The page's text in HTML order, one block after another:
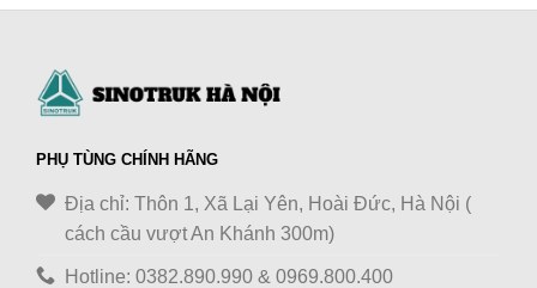
PHỤ TÙNG CHÍNH HÃNG
Địa chỉ: Thôn 1, Xã Lại Yên, Hoài Đức, Hà Nội (
cách cầu vượt An Khánh 300m)
Hotline: 0382.890.990 & 0969.800.400